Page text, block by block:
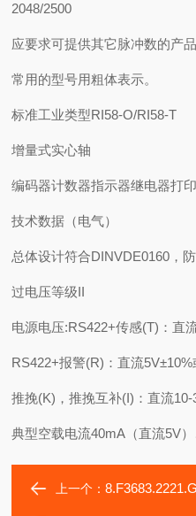
2048/2500
应要求可提供其它脉冲数的产品
常用的型号用粗体表示。
标准工业类型RI58-O/RI58-T
增量式实心轴
编码器计数器指示器继电器打
技术数据（电气）
总体设计符合DINVDE0160，
过电压等级II
电源电压:RS422+传感(T)：直
RS422+报警(R)：直流
推挽(K)，推挽互补(I)：直流10-
典型空载电流40mA（直流5V）
上一个：